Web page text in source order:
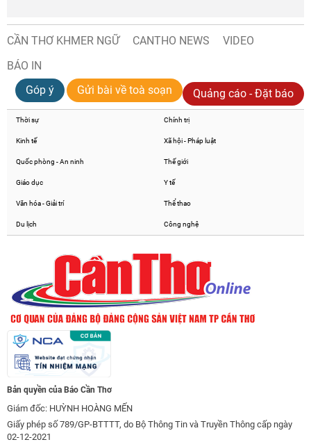
CẦN THƠ KHMER NGỮ CANTHO NEWS
VIDEO
BÁO IN
Góp ý
Gửi bài về toà soạn Quảng cáo - Đặt báo
Thời sự Chính trị
Kinh tế Xã hội - Pháp luật
Quốc phòng - An ninh Thế giới
Giáo dục Y tế
Văn hóa - Giải trí Thể thao
Du lịch Công nghệ
Bản quyền của Báo Cần Thơ
Giám đốc: HUỲNH HOÀNG MẾN
Giấy phép số 789/GP-BTTTT, do Bộ Thông Tin và Truyền Thông cấp ngày
02-12-2021